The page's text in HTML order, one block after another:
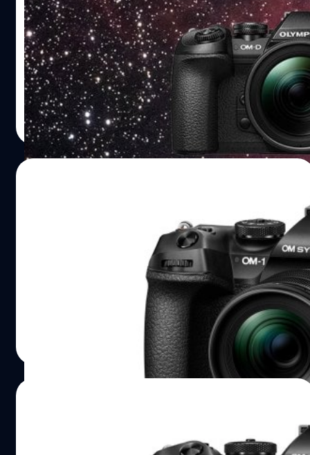
กล้อง M4/3 รุ่นพิเศษ สำหรับถ่ายภาพดาวโดย
เฉพาะ !
ค่าย OM System เปิดตัวกล้องมิเรอร์เลสในระบบ Micro Four
Thirds รุ่นพิเศษ 'E-M1 Mark III ASTRO' ที่มี Modify
เซนเซอร์สำหรับถ่ายภาพดาวโดยเฉพาะ ซึ่งในตอนนี้มีการเปิด
ตัวเฉพาะในประเทศญี่ปุ่นเท่านั้น ! สำหรับความพิเศษของรุ่น
E-M1 Mark III ASTRO คือตัวเซนเซอร์จะใช้ Filter IR Cut
สำหรับถ่ายภาพดาวโดยเฉพาะแทนรุ่นดั้งเดิมนั่นเองครับ ซึ่ง
ส่งผ่านรังสี Hα rays ได้ถึง 100% เลยทีเดียว ผลก็คือสามารถ
ถ่ายภาพเนบิวลาที่มีสีแดงสดสวยงามมากยิ่งขึ้น ไม่ต้องส่ง
คุณภาพดีมาก ๆ ครับ สามารถถ่าย Handheld High Res Shot
ความละเอียดสูง 50 ล้านพิกเซล จากการถ่าย 16 ช็อต ได้แบบ
ไม่ต้องง้อขาตั้งกล้องเลย แถมยังมี…
บดินทร์ ตันวิเชียร| 765 days ago
Read More
M4/3 ตัวเทพ ตีบวกสเปก ในชื่อแบรนด์ใหม่
OM System เปิดตัวกล้องมิเรอร์เลส Micro Four Thirds รุ่น
เรือธง 'OM-1 II' ที่เป็นการปรับปรุง OM-1 ตัวเดิมให้น่าใช้งาน
มากขึ้น เปลี่ยนโลโก้ใหม่สลัดจากคราบ Olympus เดิม ที่แม้ยัง
คงใช้เซนเซอร์กับชิปตัวเดียวกับรุ่นก่อน หน้าตาบอดี้คล้ายเดิม
แต่ก็หลายสิ่งอัปเกรดเพิ่มเข้ามาครับ
| 918 days ago
หลุดก่อนเปิดตัว! OM System OM-1 II หน้าตา
คล้ายเดิม เพิ่มเติมโลโก้ใหม่